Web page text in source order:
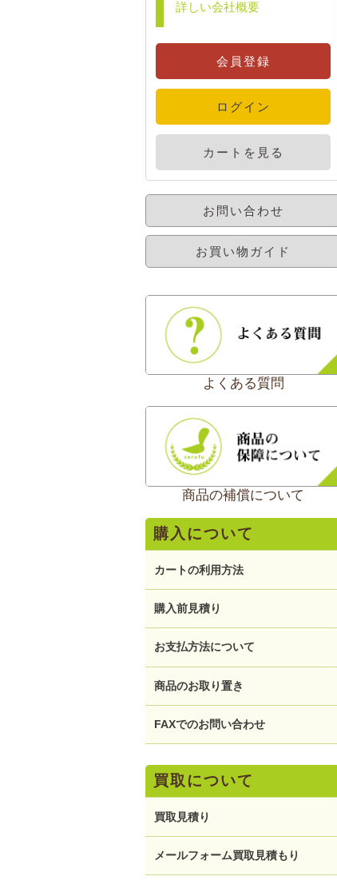
詳しい会社概要
会員登録
ログイン
カートを見る
お問い合わせ
お買い物ガイド
よくある質問
商品の補償について
購入について
カートの利用方法
購入前見積り
お支払方法について
商品のお取り置き
FAXでのお問い合わせ
買取について
買取見積り
メールフォーム買取見積もり